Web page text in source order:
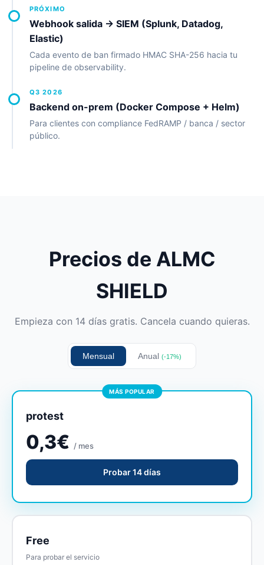
PRÓXIMO
Webhook salida → SIEM (Splunk, Datadog,
Elastic)
Cada evento de ban firmado HMAC SHA-256 hacia tu
pipeline de observability.
Q3 2026
Backend on-prem (Docker Compose + Helm)
Para clientes con compliance FedRAMP / banca / sector
público.
Precios de ALMC
SHIELD
Empieza con 14 días gratis. Cancela cuando quieras.
Mensual Anual (-17%)
MÁS POPULAR
protest
0,3€ / mes
Probar 14 días
Free
Para probar el servicio